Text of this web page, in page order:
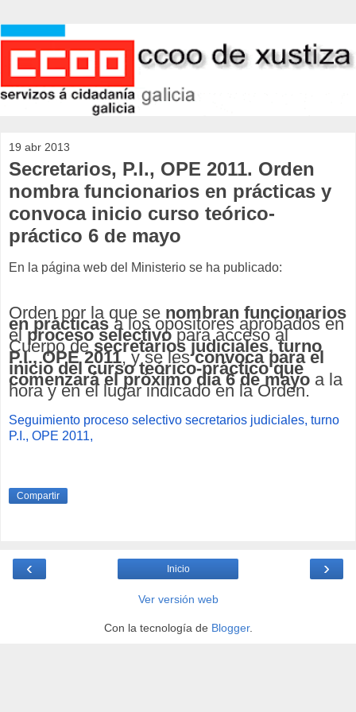
19 abr 2013
Secretarios, P.I., OPE 2011. Orden
nombra funcionarios en prácticas y
convoca inicio curso teórico-
práctico 6 de mayo
En la página web del Ministerio se ha publicado:
Orden por la que se nombran funcionarios
en prácticasa los opositores aprobados en
elproceso selectivopara acceso al
Cuerpo desecretarios judiciales, turno
P.I., OPE 2011, y se lesconvoca para el
inicio del curso teórico-práctico que
comenzará el próximo día 6 de mayo a la
hora y en el lugar indicado en la Orden.
Seguimiento proceso selectivo secretarios judiciales, turno
P.I., OPE 2011,
Compartir
‹ ›
Inicio
Ver versión web
Con la tecnología de Blogger.